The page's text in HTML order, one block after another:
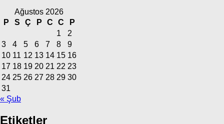
Ağustos 2026
P
S Ç P C C
P
1
2
3
4 5 6 7 8
9
10 11 12 13 14 15 16
17 18 19 20 21 22 23
24 25 26 27 28 29 30
31
« Şub
Etiketler